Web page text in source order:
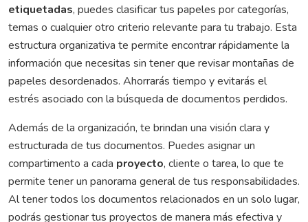
etiquetadas, puedes clasificar tus papeles por categorías,
temas o cualquier otro criterio relevante para tu trabajo. Esta
estructura organizativa te permite encontrar rápidamente la
información que necesitas sin tener que revisar montañas de
papeles desordenados. Ahorrarás tiempo y evitarás el
estrés asociado con la búsqueda de documentos perdidos.
Además de la organización, te brindan una visión clara y
estructurada de tus documentos. Puedes asignar un
compartimento a cada proyecto, cliente o tarea, lo que te
permite tener un panorama general de tus responsabilidades.
Al tener todos los documentos relacionados en un solo lugar,
podrás gestionar tus proyectos de manera más efectiva y